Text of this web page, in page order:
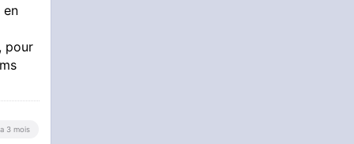
un
en
pour
3 mois